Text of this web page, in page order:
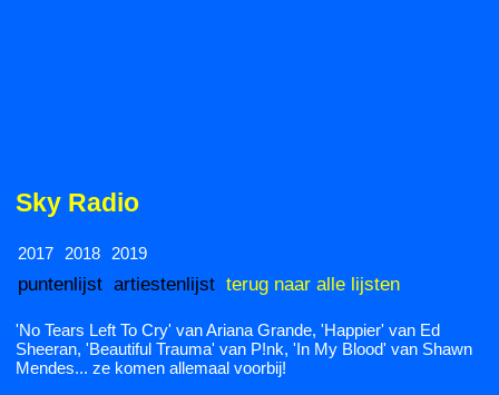
Sky Radio
2017 2018 2019
puntenlijst artiestenlijst terug naar alle lijsten
'No Tears Left To Cry' van Ariana Grande, 'Happier' van Ed
Sheeran, 'Beautiful Trauma' van P!nk, 'In My Blood' van Shawn
Mendes... ze komen allemaal voorbij!